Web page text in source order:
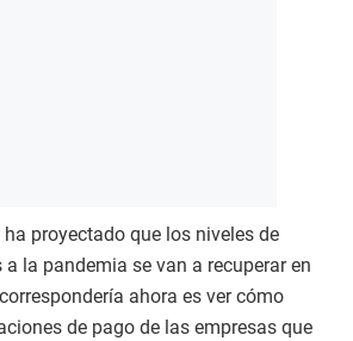
proyectado que los niveles de
la pandemia se van a recuperar en
ahora es ver cómo
de pago de las empresas que